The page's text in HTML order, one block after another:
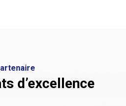
d’excellence